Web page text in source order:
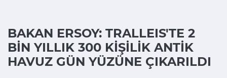
BAKAN ERSOY: TRALLEIS'TE 2
BİN YILLIK 300 KİŞİLİK ANTİK
HAVUZ GÜN YÜZÜNE ÇIKARILDI